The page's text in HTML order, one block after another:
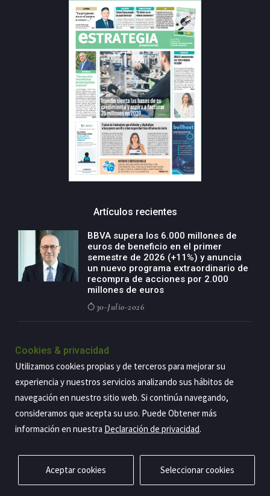
Artículos recientes
BBVA supera los 6.000 millones de
euros de beneficio en el primer
semestre de 2026 (+11%) y anuncia
un nuevo programa extraordinario de
recompra de acciones por 2.000
millones de euros
30-Julio-2026
negocio agro con un modelo global
países
29-Julio-2026
Privacidad Aviso legal Política de cookies Contacto
Cookies & privacidad
Utilizamos cookies propias y de terceros para mejorar su
experiencia y nuestros servicios analizando sus hábitos de
navegación en nuestro sitio web. Si continúa navegando,
consideramos que acepta su uso. Puede Obtener más
información en nuestra Declaración de privacidad.
Aceptar cookies Seleccionar cookies